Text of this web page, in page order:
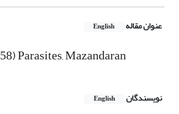
عنوان مقاله English
Parasites, Mazandaran
نویسندگان English